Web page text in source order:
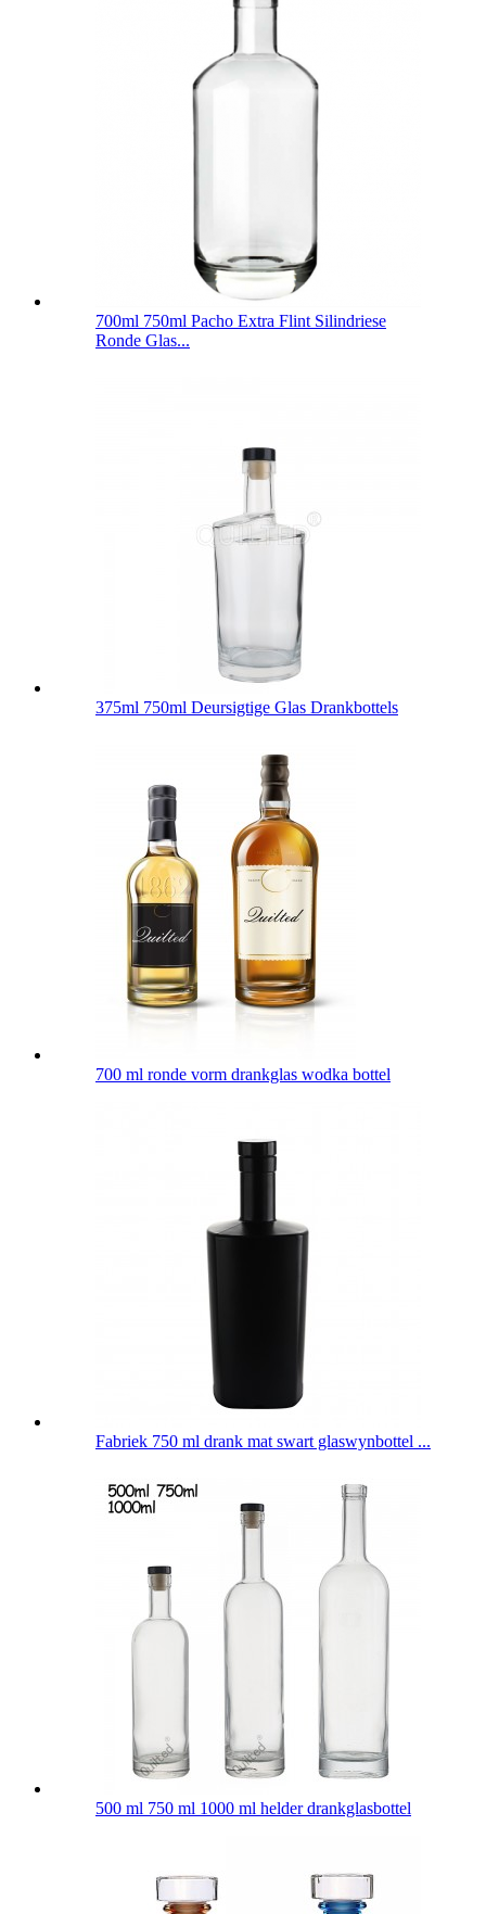
700ml 750ml Pacho Extra Flint Silindriese
Ronde Glas...
375ml 750ml Deursigtige Glas Drankbottels
700 ml ronde vorm drankglas wodka bottel
Fabriek 750 ml drank mat swart glaswynbottel ...
500 ml 750 ml 1000 ml helder drankglasbottel